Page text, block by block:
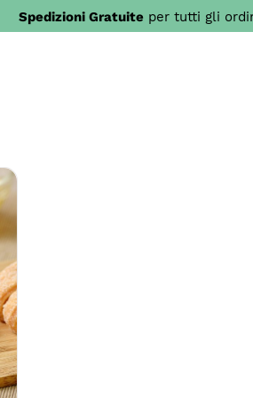
Spedizioni Gratuiteper tutti gli